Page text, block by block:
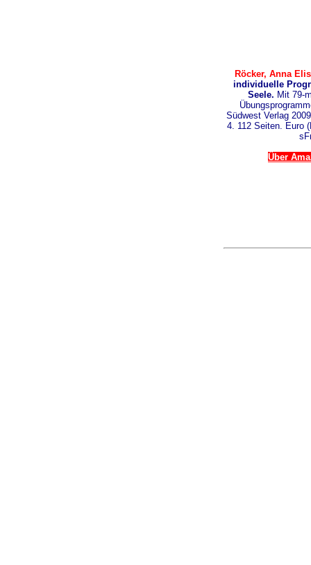
Röcker, Anna
individuelle
Seele. Mit 79-
Südwest Verlag
4. 112 Seiten. Euro
Über